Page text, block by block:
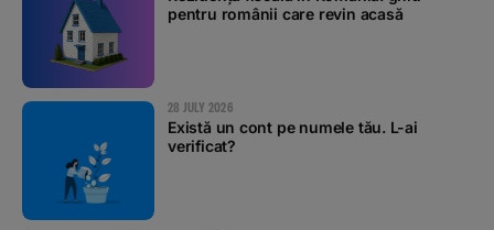
pentru românii care revin acasă
28 JULY 2026
Există un cont pe numele tău. L-ai
verificat?